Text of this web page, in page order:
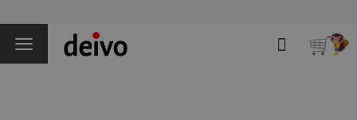
na
obsah
Hľadať